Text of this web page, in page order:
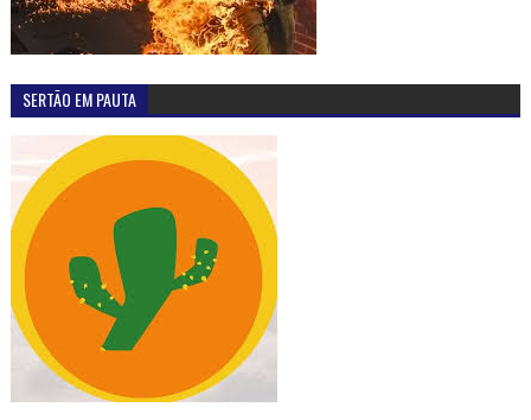
SERTÃO EM PAUTA